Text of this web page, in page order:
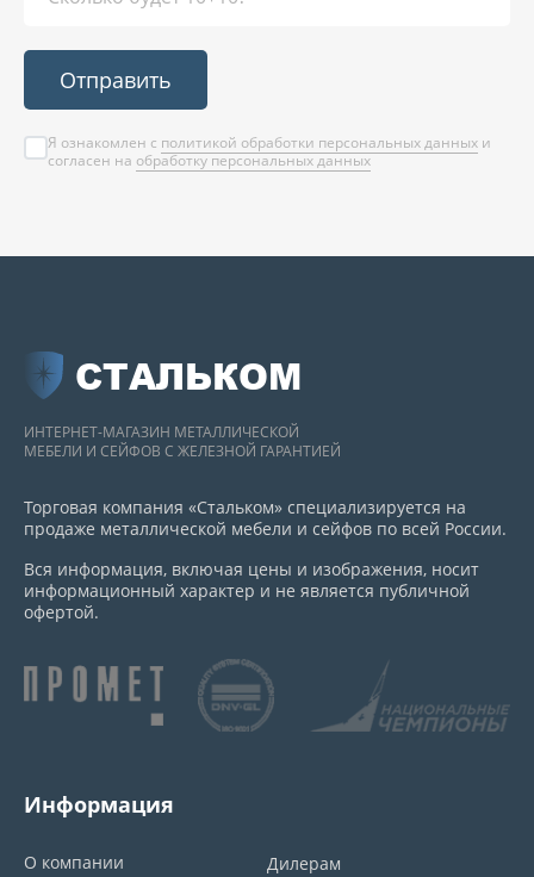
Отправить
Я ознакомлен с политикой обработки персональных данных и
согласен на обработку персональных данных
СТАЛЬКОМ
ИНТЕРНЕТ-МАГАЗИН МЕТАЛЛИЧЕСКОЙ
МЕБЕЛИ И СЕЙФОВ С ЖЕЛЕЗНОЙ ГАРАНТИЕЙ
Торговая компания «Стальком» специализируется на
продаже металлической мебели и сейфов по всей России.
Вся информация, включая цены и изображения, носит
информационный характер и не является публичной
офертой.
Информация
О компании
Дилерам